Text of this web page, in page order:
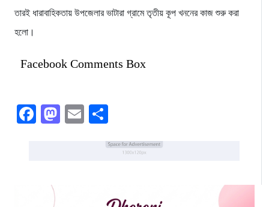
তারই ধারাবাহিকতায় উপজেলার ভাটারা গ্রামে তৃতীয় কূপ খননের কাজ শুরু করা
হলো।
Facebook Comments Box
Facebook
Mastodon
Email